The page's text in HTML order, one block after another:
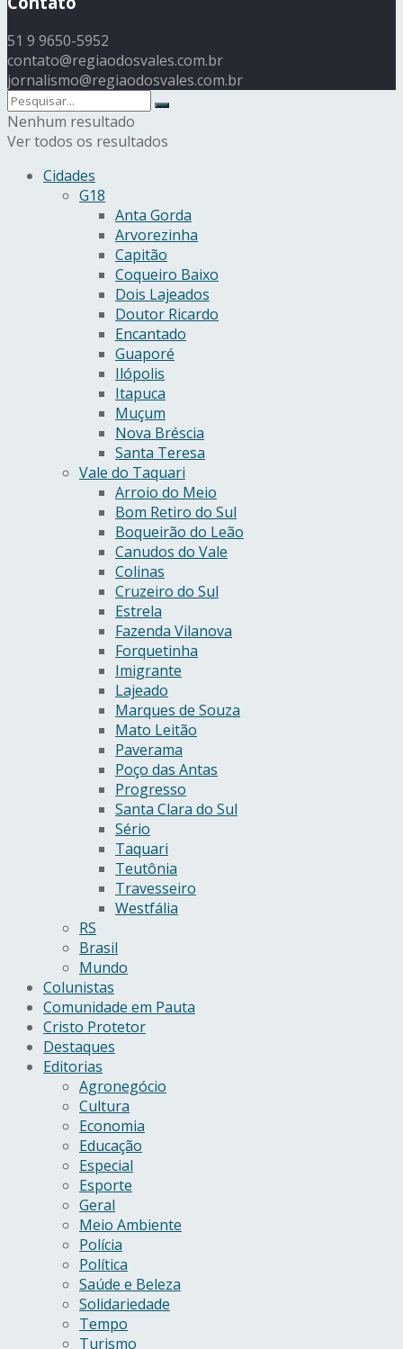
51 9 9650-5952
contato@regiaodosvales.com.br
jornalismo@regiaodosvales.com.br
Nenhum resultado
Ver todos os resultados
Cidades
G18
Anta Gorda
Arvorezinha
Capitão
Coqueiro Baixo
Dois Lajeados
Doutor Ricardo
Encantado
Guaporé
Ilópolis
Itapuca
Muçum
Nova Bréscia
Santa Teresa
Vale do Taquari
Arroio do Meio
Bom Retiro do Sul
Boqueirão do Leão
Canudos do Vale
Colinas
Cruzeiro do Sul
Estrela
Fazenda Vilanova
Forquetinha
Imigrante
Lajeado
Marques de Souza
Mato Leitão
Paverama
Poço das Antas
Progresso
Santa Clara do Sul
Sério
Taquari
Teutônia
Travesseiro
Westfália
RS
Brasil
Mundo
Colunistas
Comunidade em Pauta
Cristo Protetor
Destaques
Editorias
Agronegócio
Cultura
Economia
Educação
Especial
Esporte
Geral
Meio Ambiente
Polícia
Política
Saúde e Beleza
Solidariedade
Tempo
Turismo